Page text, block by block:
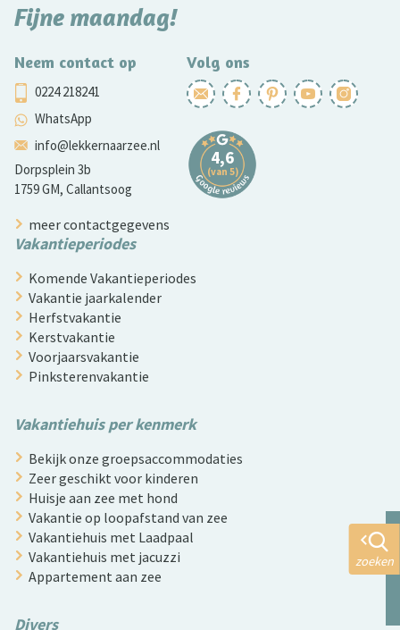
Fijne maandag!
Neem contact op
0224 218241
WhatsApp
info@lekkernaarzee.nl
Dorpsplein 3b
1759 GM, Callantsoog
Volg ons
meer contactgegevens
Vakantieperiodes
Komende Vakantieperiodes
Vakantie jaarkalender
Herfstvakantie
Kerstvakantie
Voorjaarsvakantie
Pinksterenvakantie
Vakantiehuis per kenmerk
Bekijk onze groepsaccommodaties
Zeer geschikt voor kinderen
Huisje aan zee met hond
Vakantie op loopafstand van zee
Vakantiehuis met Laadpaal
Vakantiehuis met jacuzzi
Appartement aan zee
Divers
zoeken